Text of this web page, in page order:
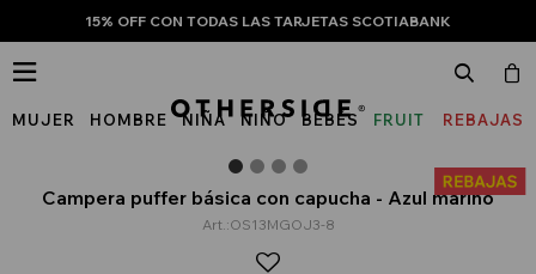
15% OFF CON TODAS LAS TARJETAS SCOTIABANK
MUJER HOMBRE NIÑA NIÑO BEBÉS
FRUIT
THE
REBAJAS

Campera puffer básica con capucha - Azul marino
OS13MGOJ3-8